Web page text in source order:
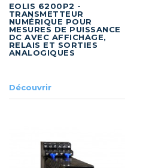
EOLIS 6200P2 -
TRANSMETTEUR
NUMÉRIQUE POUR
MESURES DE PUISSANCE
DC AVEC AFFICHAGE,
RELAIS ET SORTIES
ANALOGIQUES
Découvrir